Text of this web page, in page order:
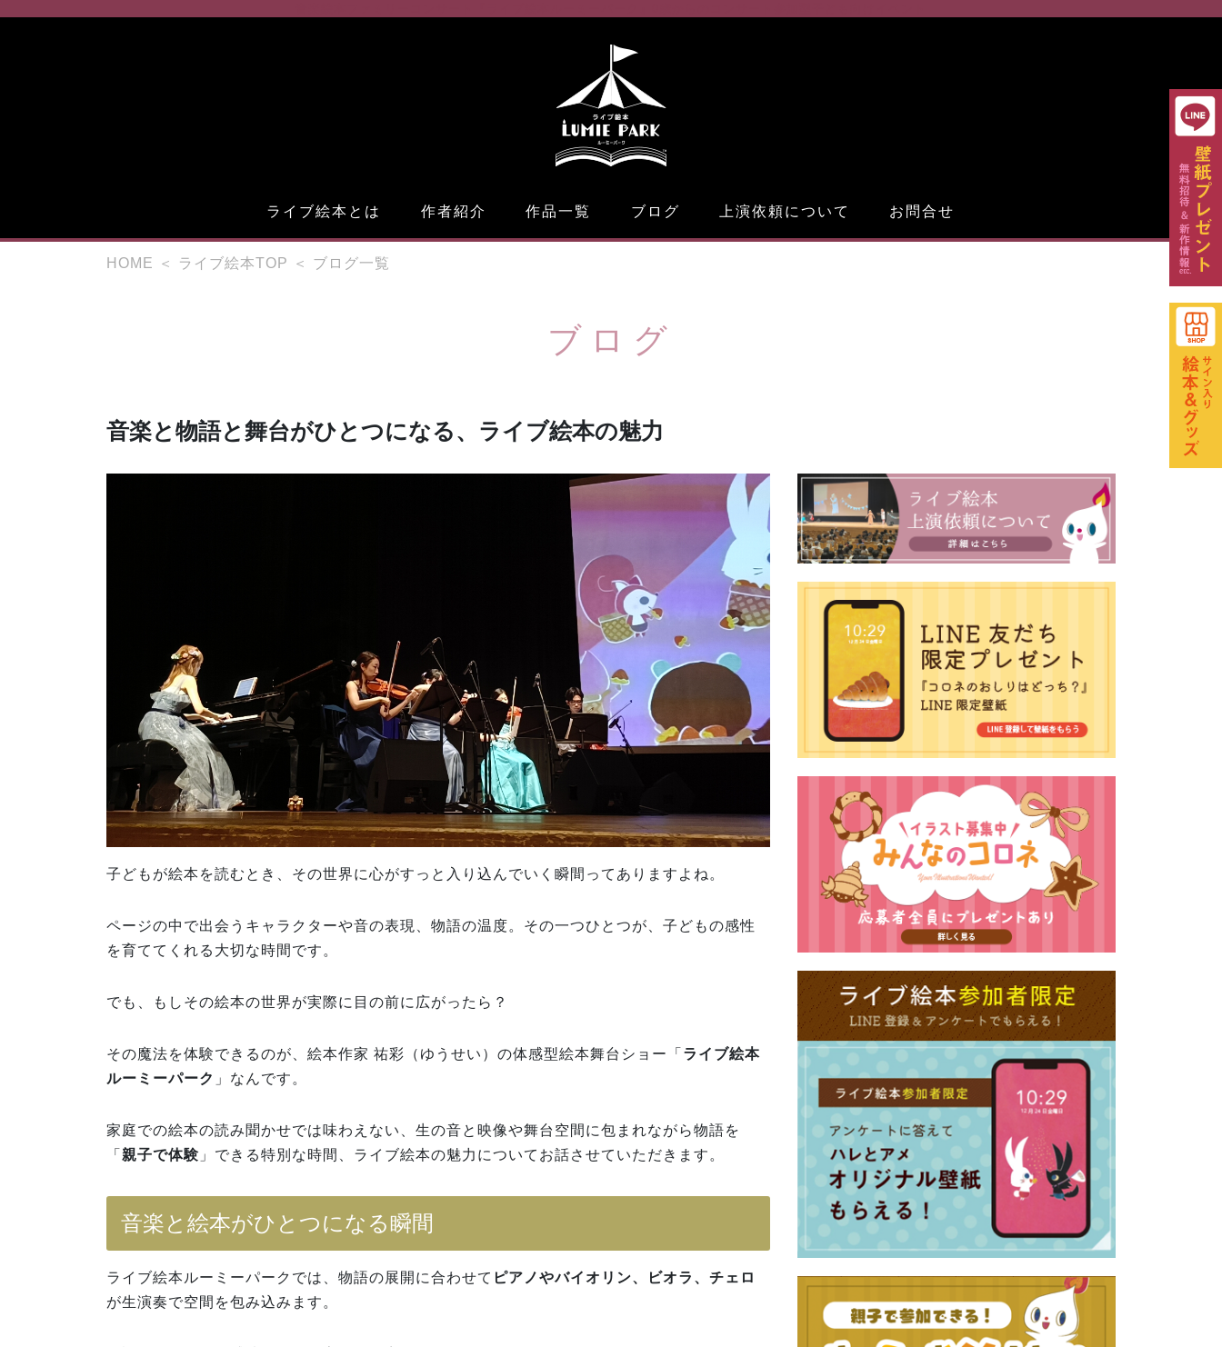
ライブ絵本とは 作者紹介 作品一覧 ブログ 上演依頼について お問合せ
HOME ＜ ライブ絵本TOP ＜ ブログ一覧
ブログ
音楽と物語と舞台がひとつになる、ライブ絵本の魅力
子どもが絵本を読むとき、その世界に心がすっと入り込んでいく瞬間ってありますよね。
ページの中で出会うキャラクターや音の表現、物語の温度。その一つひとつが、子どもの感性
を育ててくれる大切な時間です。
でも、もしその絵本の世界が実際に目の前に広がったら？
その魔法を体験できるのが、絵本作家 祐彩（ゆうせい）の体感型絵本舞台ショー「 ライブ絵本
ルーミーパーク 」なんです。
家庭での絵本の読み聞かせでは味わえない、生の音と映像や舞台空間に包まれながら物語を
「 親子で体験 」できる特別な時間、ライブ絵本の魅力についてお話させていただきます。
音楽と絵本がひとつになる瞬間
ライブ絵本ルーミーパークでは、物語の展開に合わせて ピアノやバイオリン、ビオラ、チェロ
が生演奏で空間を包み込みます。